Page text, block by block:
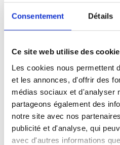
Consentement Détails
Ce site web utilise des
Les cookies nous permettent
et les annonces, d'offrir des
médias sociaux et d'analyser
partageons également des
notre site avec nos
publicité et d'analyse, qui
avec d'autres informations
Febelcare Aero
Kit bébé
Febelcare Aero est une
produits suivants : un
un nébuliseur-
accessoires,...